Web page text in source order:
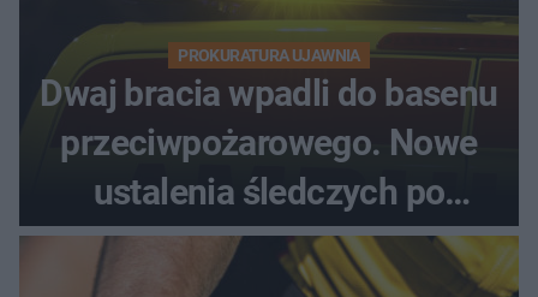
PROKURATURA UJAWNIA
Dwaj bracia wpadli do basenu
przeciwpożarowego. Nowe
ustalenia śledczych po
dramatycznej akcji